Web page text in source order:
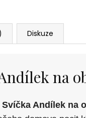
Diskuze
na
Svíčka Andílek na